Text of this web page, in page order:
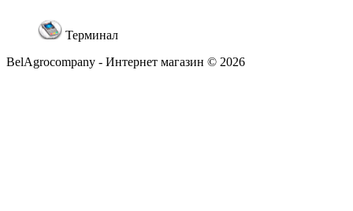
Терминал
BelAgrocompany - Интернет магазин © 2026